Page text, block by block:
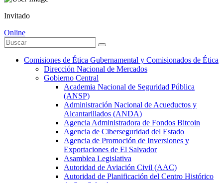
Invitado
Online
Comisiones de Ética Gubernamental y Comisionados de Ética
Dirección Nacional de Mercados
Gobierno Central
Academia Nacional de Seguridad Pública
(ANSP)
Administración Nacional de Acueductos y
Alcantarillados (ANDA)
Agencia Administradora de Fondos Bitcoin
Agencia de Ciberseguridad del Estado
Agencia de Promoción de Inversiones y
Exportaciones de El Salvador
Asamblea Legislativa
Autoridad de Aviación Civil (AAC)
Autoridad de Planificación del Centro Histórico